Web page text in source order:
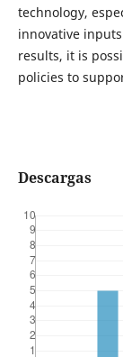
technology,
innovative
results, it is
policies to
Descargas